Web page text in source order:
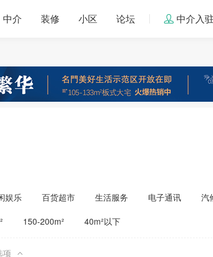
中介 装修 小区 论坛 中介入驻
娱乐 百货超市 生活服务 电子通讯
汽
150-200m² 40m²以下
项